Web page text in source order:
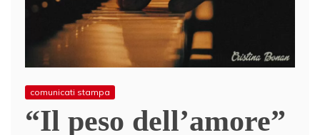
comunicati stampa
“Il peso dell’amore”